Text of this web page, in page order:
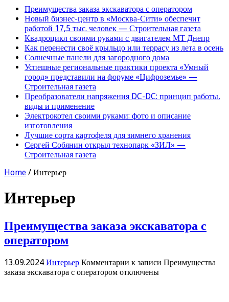
Преимущества заказа экскаватора с оператором
Новый бизнес-центр в «Москва-Сити» обеспечит
работой 17,5 тыс. человек — Строительная газета
Квадроцикл своими руками с двигателем МТ Днепр
Как перенести своё крыльцо или террасу из лета в осень
Солнечные панели для загородного дома
Успешные региональные практики проекта «Умный
город» представили на форуме «Цифроземье» —
Строительная газета
Преобразователи напряжения DC-DC: принцип работы,
виды и применение
Электрокотел своими руками: фото и описание
изготовления
Лучшие сорта картофеля для зимнего хранения
Сергей Собянин открыл технопарк «ЗИЛ» —
Строительная газета
Home / Интерьер
Интерьер
Преимущества заказа экскаватора с
оператором
13.09.2024 Интерьер Комментарии к записи Преимущества
заказа экскаватора с оператором отключены